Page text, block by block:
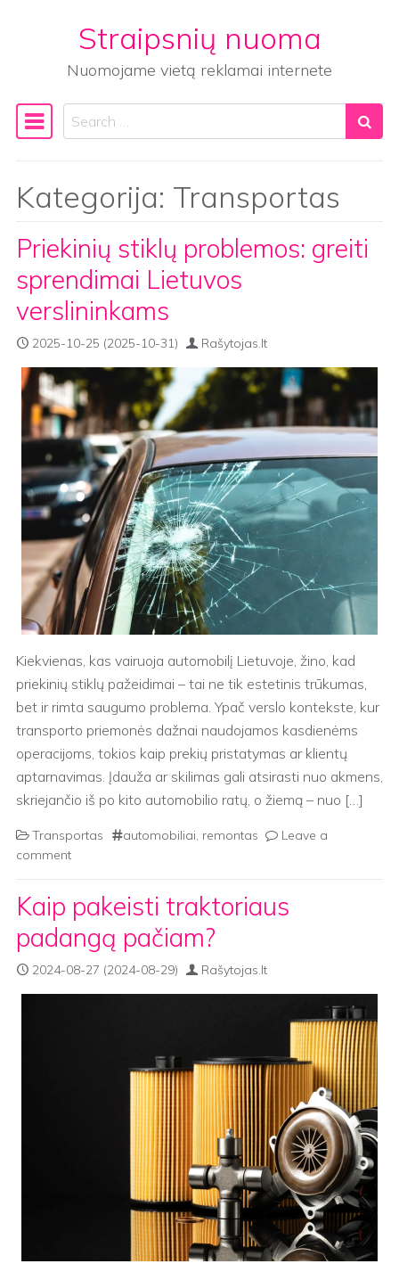
Straipsnių nuoma
Nuomojame vietą reklamai internete
Main Navigation
Search
Kategorija: Transportas
Priekinių stiklų problemos: greiti
sprendimai Lietuvos
verslininkams
2025-10-25 (2025-10-31) Rašytojas.lt
Kiekvienas, kas vairuoja automobilį Lietuvoje, žino, kad
priekinių stiklų pažeidimai – tai ne tik estetinis trūkumas,
bet ir rimta saugumo problema. Ypač verslo kontekste, kur
transporto priemonės dažnai naudojamos kasdienėms
operacijoms, tokios kaip prekių pristatymas ar klientų
aptarnavimas. Įdauža ar skilimas gali atsirasti nuo akmens,
skriejančio iš po kito automobilio ratų, o žiemą – nuo […]
Transportas automobiliai, remontas
Leave a
comment
Kaip pakeisti traktoriaus
padangą pačiam?
2024-08-27 (2024-08-29) Rašytojas.lt